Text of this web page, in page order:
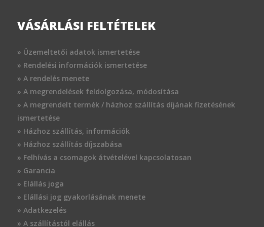
VÁSÁRLÁSI FELTÉTELEK
» Üzemeltetői adatok ismertetése
» Rendelési információk ismertetése
» A rendelés menete
» A megrendelések feldolgozása, módosítása
» A megrendelt termék / házhoz szállítás díjának fizetésének
ismertetése
» Házhoz szállítás, információk
» Házhoz szállítás díjszabása
» Felhívás a csomagok átvételével kapcsolatosan
» Garancia
» Elállás joga
» Elállási jog gyakorlásának menete
» Adatkezelés
» A szállítástól elállás